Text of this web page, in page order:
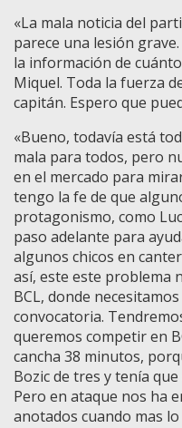
«La mala noticia del
parece una lesión
la información de
Miquel. Toda la fuerza
capitán. Espero que
«Bueno, todavía está
mala para todos, pero
en el mercado para
tengo la fe de que
protagonismo, como
paso adelante para
algunos chicos en
así, este este problema
BCL, donde
convocatoria.
queremos competir en
cancha 38 minutos,
Bozic de tres y tenía
Pero en ataque nos ha
anotados cuando mas